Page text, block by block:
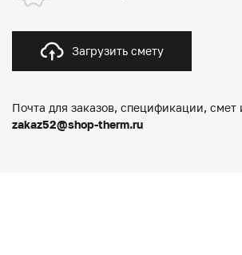
Загрузить смету
Почта для заказов, спецификации, смет
zakaz52@shop-therm.ru